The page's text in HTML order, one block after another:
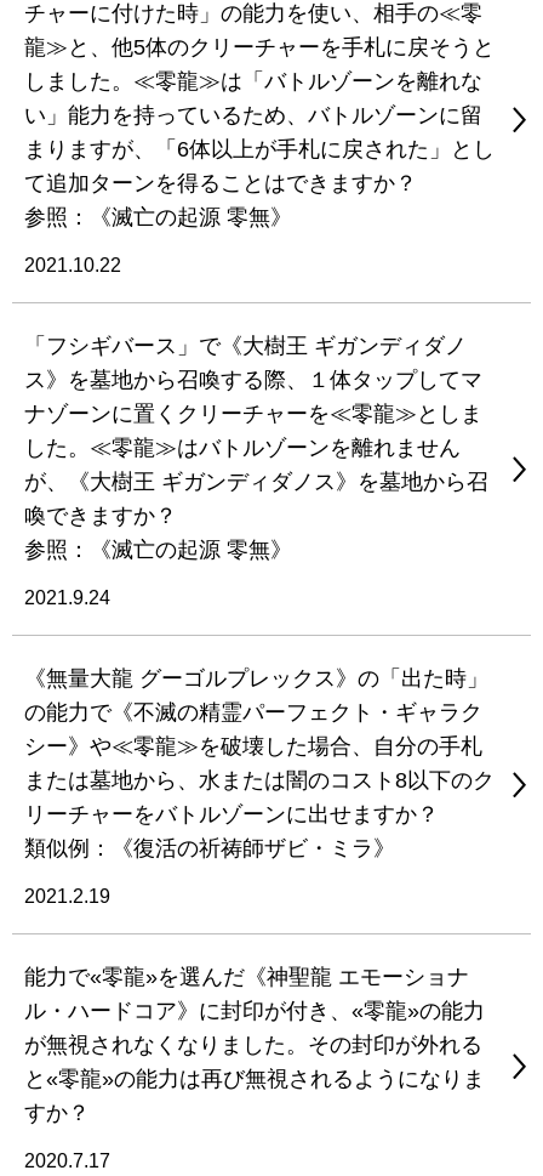
チャーに付けた時」の能力を使い、相手の≪零
龍≫と、他5体のクリーチャーを手札に戻そうと
しました。≪零龍≫は「バトルゾーンを離れな
い」能力を持っているため、バトルゾーンに留
まりますが、「6体以上が手札に戻された」とし
て追加ターンを得ることはできますか？
参照：《滅亡の起源 零無》
2021.10.22
「フシギバース」で《大樹王 ギガンディダノ
ス》を墓地から召喚する際、１体タップしてマ
ナゾーンに置くクリーチャーを≪零龍≫としま
した。≪零龍≫はバトルゾーンを離れません
が、《大樹王 ギガンディダノス》を墓地から召
喚できますか？
参照：《滅亡の起源 零無》
2021.9.24
《無量大龍 グーゴルプレックス》の「出た時」
の能力で《不滅の精霊パーフェクト・ギャラク
シー》や≪零龍≫を破壊した場合、自分の手札
または墓地から、水または闇のコスト8以下のク
リーチャーをバトルゾーンに出せますか？
類似例：《復活の祈祷師ザビ・ミラ》
2021.2.19
能力で«零龍»を選んだ《神聖龍 エモーショナ
ル・ハードコア》に封印が付き、«零龍»の能力
が無視されなくなりました。その封印が外れる
と«零龍»の能力は再び無視されるようになりま
すか？
2020.7.17